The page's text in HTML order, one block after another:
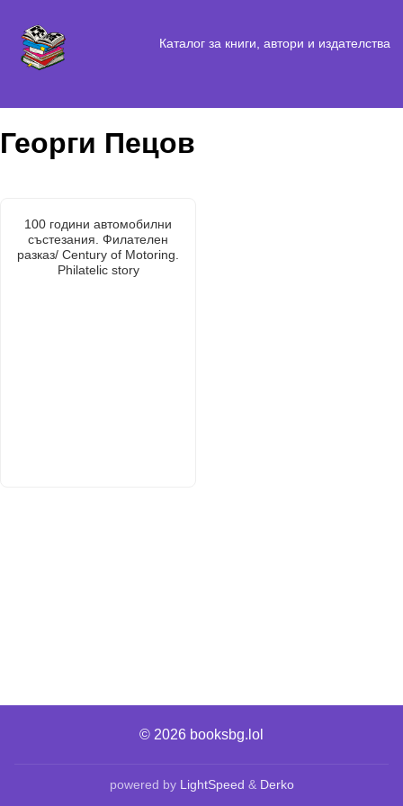
Каталог за книги, автори и издателства
Георги Пецов
100 години автомобилни
състезания. Филателен
разказ/ Century of Motoring.
Philatelic story
© 2026 booksbg.lol
powered by LightSpeed & Derko